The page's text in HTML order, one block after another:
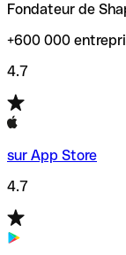
Fondateur de
+600 000
4.7
sur App Store
4.7